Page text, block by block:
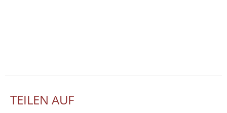
TEILEN AUF